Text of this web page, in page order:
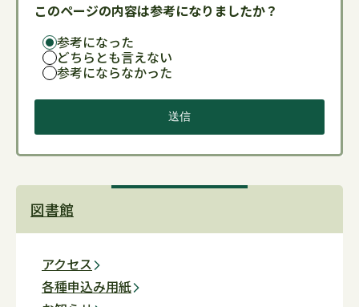
このページの内容は参考になりましたか？
参考になった
どちらとも言えない
参考にならなかった
図書館
アクセス
各種申込み用紙